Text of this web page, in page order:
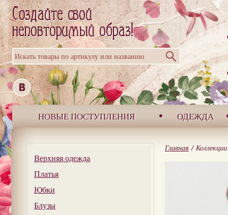
Искать товары по артикулу или названию
НОВЫЕ ПОСТУПЛЕНИЯ ОДЕЖДА
Верхняя одежда
Платья
Юбки
Блузы
Главная / Коллекции